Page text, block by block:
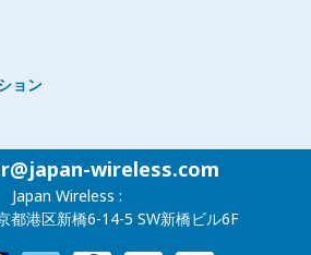
ョン
wireless.com
Japan Wireless :
都港区新橋6-14-5 SW新橋ビル6F